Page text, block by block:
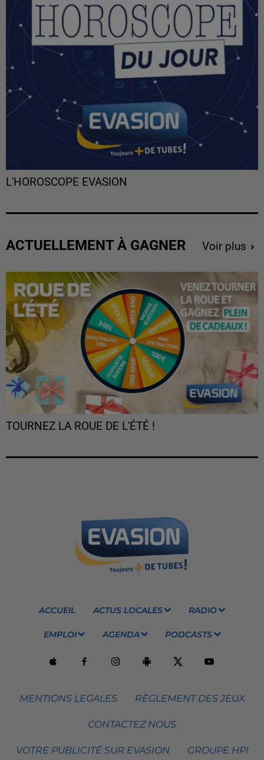
L'HOROSCOPE EVASION
ACTUELLEMENT À GAGNER Voir plus
TOURNEZ LA ROUE DE L'ÉTÉ !
ACCUEIL ACTUS LOCALES RADIO
EMPLOI AGENDA PODCASTS
MENTIONS LEGALES RÈGLEMENT DES JEUX
CONTACTEZ NOUS
VOTRE PUBLICITÉ SUR EVASION GROUPE HPI